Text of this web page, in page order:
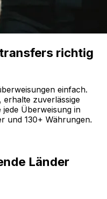
richtig
einfach.
erhalte zuverlässige
Überweisung in
und 130+ Währungen.
Länder